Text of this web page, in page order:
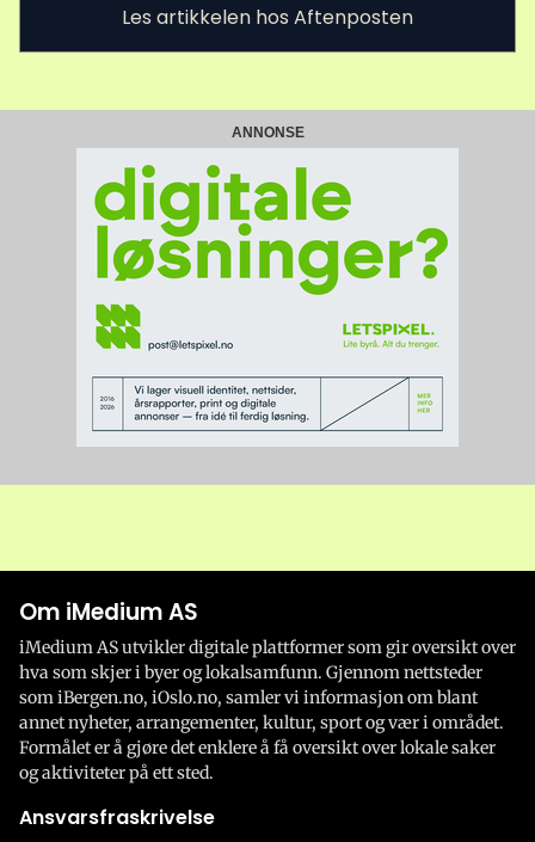
Les artikkelen hos Aftenposten
ANNONSE
Om iMedium AS
iMedium AS utvikler digitale plattformer som gir oversikt over
hva som skjer i byer og lokalsamfunn. Gjennom nettsteder
som iBergen.no, iOslo.no, samler vi informasjon om blant
annet nyheter, arrangementer, kultur, sport og vær i området.
Formålet er å gjøre det enklere å få oversikt over lokale saker
og aktiviteter på ett sted.
Ansvarsfraskrivelse